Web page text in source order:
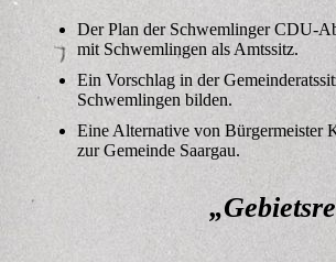
Der Plan der Schwemlinger CDU-
mit Schwemlingen als Amtssitz.
Ein Vorschlag in der
Schwemlingen bilden.
Eine Alternative von Bürgermeister
zur Gemeinde Saargau.